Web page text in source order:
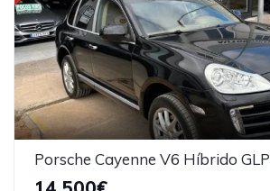
Porsche Cayenne V6 Híbrido GLP